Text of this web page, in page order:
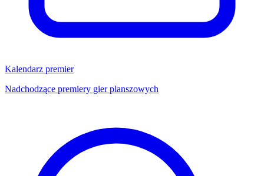
Kalendarz premier
Nadchodzące premiery gier planszowych